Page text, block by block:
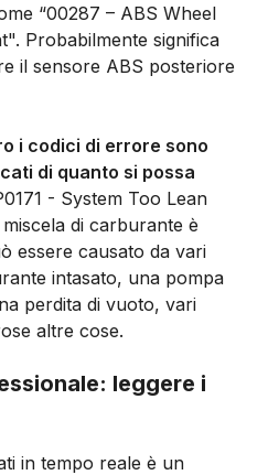
“00287 – ABS Wheel
Probabilmente significa
il sensore ABS posteriore
i codici di errore sono
di quanto si possa
- System Too Lean
di carburante è
essere causato da vari
intasato, una pompa
perdita di vuoto, vari
altre cose.
leggere i
in tempo reale è un